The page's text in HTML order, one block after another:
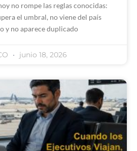
no rompe las reglas conocidas:
el umbral, no viene del país
y no aparece duplicado
junio 18, 2026